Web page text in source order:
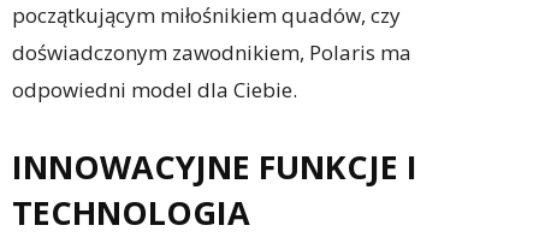
początkującym miłośnikiem quadów, czy
doświadczonym zawodnikiem, Polaris ma
odpowiedni model dla Ciebie.
INNOWACYJNE FUNKCJE I
TECHNOLOGIA